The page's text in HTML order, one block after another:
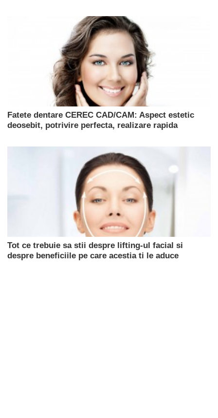
Fatete dentare CEREC CAD/CAM: Aspect estetic
deosebit, potrivire perfecta, realizare rapida
Tot ce trebuie sa stii despre lifting-ul facial si
despre beneficiile pe care acestia ti le aduce